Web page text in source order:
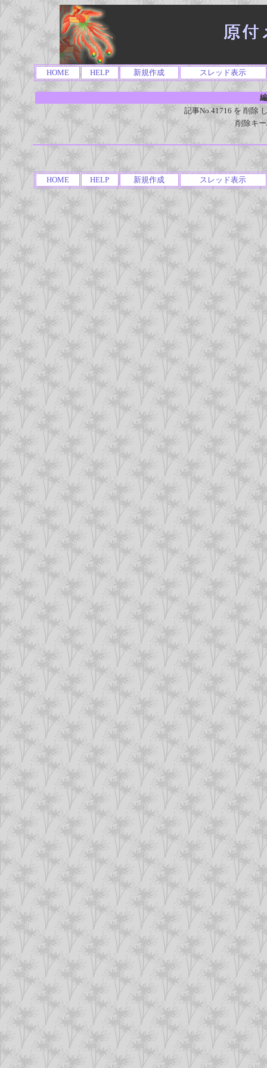
HOME HELP 新規作成 スレッド表示
記事No.41716 を 削除
削除キ
HOME HELP 新規作成 スレッド表示